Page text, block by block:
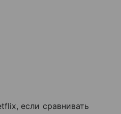
если сравнивать